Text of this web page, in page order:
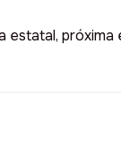
próxima